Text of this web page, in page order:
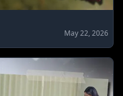
May 22, 2026